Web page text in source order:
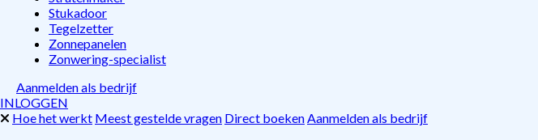
Stukadoor
Tegelzetter
Zonnepanelen
Zonwering-specialist
Aanmelden als bedrijf
INLOGGEN
Hoe het werkt Meest gestelde vragen Direct boekenAanmelden als bedrijf